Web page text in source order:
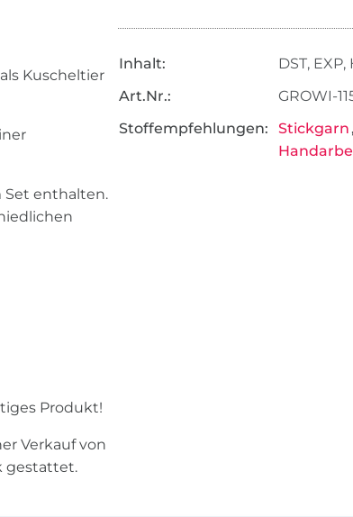
Kuscheltier
Set enthalten.
Produkt!
Verkauf von
gestattet.
Inhalt:
DST, EXP,
Art.Nr.:
GROWI-
Stoffempfehlungen:
Stickgarn